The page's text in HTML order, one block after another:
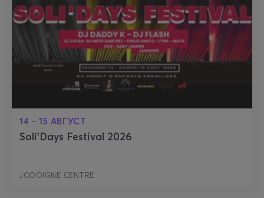
14 - 15 АВГУСТ
Soli'Days Festival 2026
JODOIGNE CENTRE